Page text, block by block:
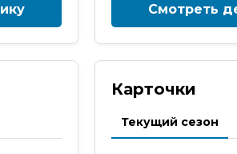
Смотреть
Карточки
Текущий сезон